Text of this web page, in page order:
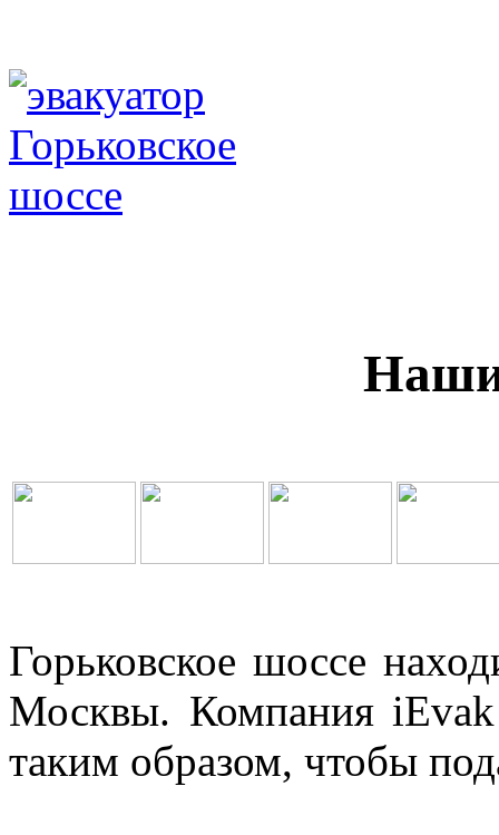
Горьковское шоссе
Москвы. Компания iEvak
таким образом, чтобы